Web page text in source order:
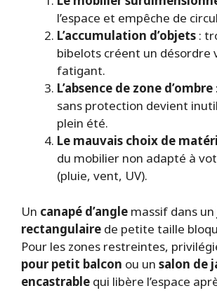
l’espace et empêche de
L’accumulation d’objets :
bibelots créent un désordre
fatigant.
L’absence de zone d’ombre
sans protection devient
plein été.
Le mauvais choix de
du mobilier non adapté à
(pluie, vent, UV).
Un canapé d’angle massif dans un
rectangulaire de petite taille
Pour les zones restreintes,
pour petit balcon ou un salon de
encastrable qui libère l’espace